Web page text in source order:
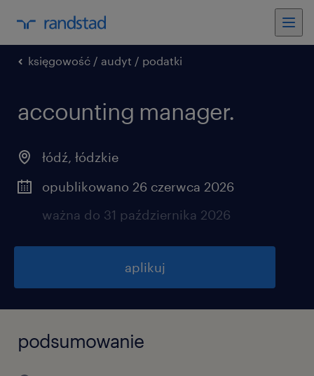
księgowość / audyt / podatki
accounting manager.
łódź, łódzkie
opublikowano 26 czerwca 2026
ważna do 31 października 2026
aplikuj
podsumowanie